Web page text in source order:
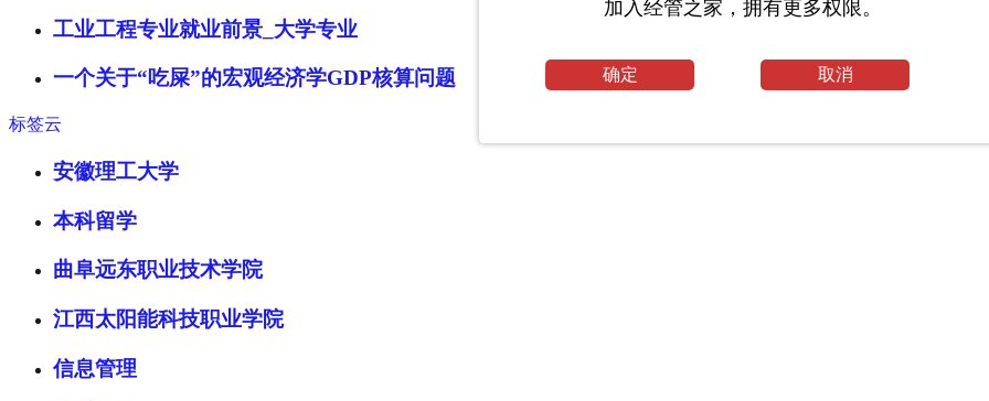
工业工程专业就业前景_大学专业
一个关于“吃屎”的宏观经济学GDP核算问题
标签云
安徽理工大学
本科留学
曲阜远东职业技术学院
江西太阳能科技职业学院
信息管理
加入经管之家，拥有更多权限。
确定 取消